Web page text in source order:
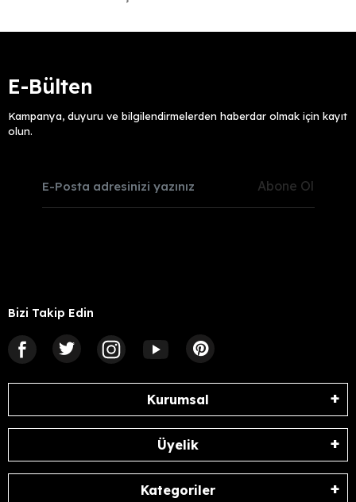
E-Bülten
Kampanya, duyuru ve bilgilendirmelerden haberdar olmak için kayıt
olun.
Abone Ol
Bizi Takip Edin
Kurumsal
Üyelik
Kategoriler